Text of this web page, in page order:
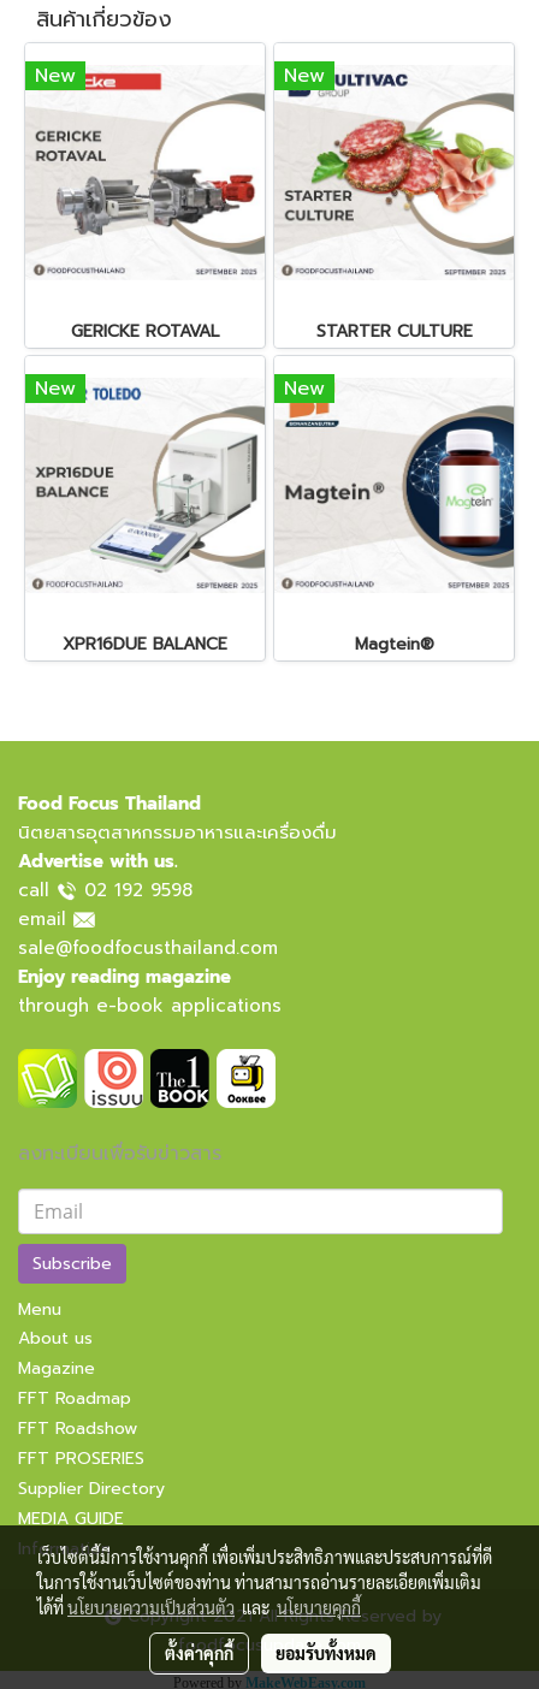
สินค้าเกี่ยวข้อง
New
GERICKE ROTAVAL
New
STARTER CULTURE
New
XPR16DUE BALANCE
New
Magtein®
Food Focus Thailand
นิตยสารอุตสาหกรรมอาหารและเครื่องดื่ม
Advertise with us.
call
02 192 9598
email
sale@foodfocusthailand.com
Enjoy reading magazine
through e-book applications
ลงทะเบียนเพื่อรับข่าวสาร
Subscribe
Menu
About us
Magazine
FFT Roadmap
FFT Roadshow
FFT PROSERIES
Supplier Directory
MEDIA GUIDE
Information
Copyright 2021 All Rights Reserved by
foodfocusupdate.com
Powered by MakeWebEasy.com
เว็บไซต์นี้มีการใช้งานคุกกี้ เพื่อเพิ่มประสิทธิภาพและประสบการณ์ที่ดี
ในการใช้งานเว็บไซต์ของท่าน ท่านสามารถอ่านรายละเอียดเพิ่มเติม
ได้ที่นโยบายความเป็นส่วนตัวและนโยบายคุกกี้
ตั้งค่าคุกกี้ ยอมรับทั้งหมด